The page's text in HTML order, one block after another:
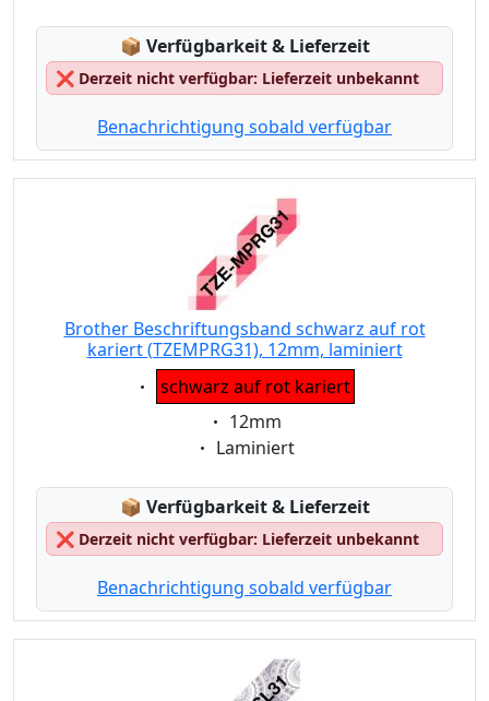
📦 Lagerstatus:
Verfügbarkeit & Lieferzeit
❌ Derzeit nicht verfügbar: Lieferzeit unbekannt
Benachrichtigung sobald verfügbar
Brother Beschriftungsband schwarz auf rot
kariert (TZEMPRG31), 12mm, laminiert
Eigenschaft:
schwarz auf rot kariert
Eigenschaft:
12mm
Eigenschaft:
Laminiert
📦 Lagerstatus:
Verfügbarkeit & Lieferzeit
❌ Derzeit nicht verfügbar: Lieferzeit unbekannt
Benachrichtigung sobald verfügbar